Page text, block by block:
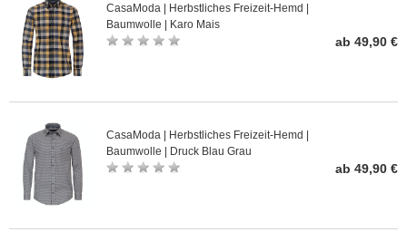
CasaModa | Herbstliches Freizeit-Hemd |
Baumwolle | Karo Mais
ab 49,90 €
CasaModa | Herbstliches Freizeit-Hemd |
Baumwolle | Druck Blau Grau
ab 49,90 €